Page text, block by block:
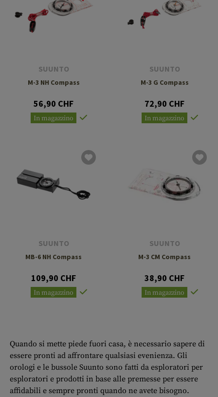
SUUNTO
M-3 NH Compass
56,90 CHF
In magazzino
SUUNTO
M-3 G Compass
72,90 CHF
In magazzino
SUUNTO
MB-6 NH Compass
109,90 CHF
In magazzino
SUUNTO
M-3 CM Compass
38,90 CHF
In magazzino
Quando si mette piede fuori casa, è necessario sapere di
essere pronti ad affrontare qualsiasi evenienza. Gli
orologi e le bussole Suunto sono fatti da esploratori per
esploratori e prodotti in base alle premesse per essere
affidabili e sempre pronti quando ne avete bisogno.